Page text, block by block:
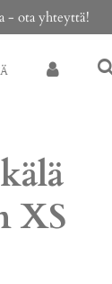
- ota yhteyttä!
XS